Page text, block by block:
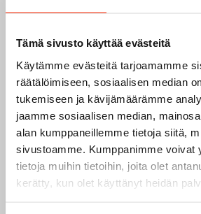
Tämä sivusto käyttää evästeitä
Käytämme evästeitä tarjoamamme
räätälöimiseen, sosiaalisen median
tukemiseen ja kävijämäärämme
jaamme sosiaalisen median,
alan kumppaneillemme tietoja siitä,
sivustoamme. Kumppanimme voivat
tietoja muihin tietoihin, joita olet
kerätty, kun olet käyttänyt heidän
wishlist
TILAPÄISESTI LOPPU -
ODOTTAA
VARASTOTÄYDENNYSTÄ
Tarvikekotelo, 200 mm x 180
mm, vaaka, HiVis EN 20471
– Oranssi EN 20471 HiVis
mm,
–